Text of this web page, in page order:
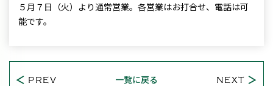
５月７日（火）より通常営業。各営業はお打合せ、電話は可
能です。
PREV 一覧に戻る NEXT